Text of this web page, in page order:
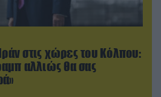
στις χώρες του Κόλπου:
αλλιώς θα σας